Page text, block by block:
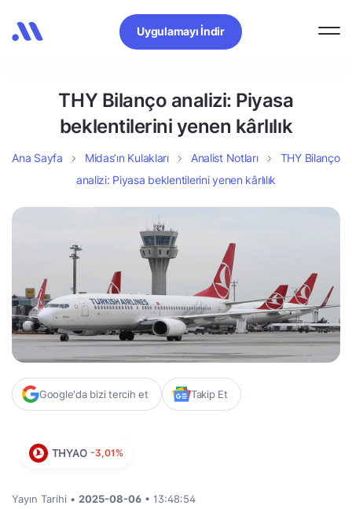
Uygulamayı İndir
THY Bilanço analizi: Piyasa
beklentilerini yenen kârlılık
Ana Sayfa Midas’ın Kulakları Analist Notları
THY Bilanço
analizi: Piyasa beklentilerini yenen kârlılık
Google'da bizi tercih et Takip Et
THYAO -3,01%
Yayın Tarihi • 2025-08-06 • 13:48:54